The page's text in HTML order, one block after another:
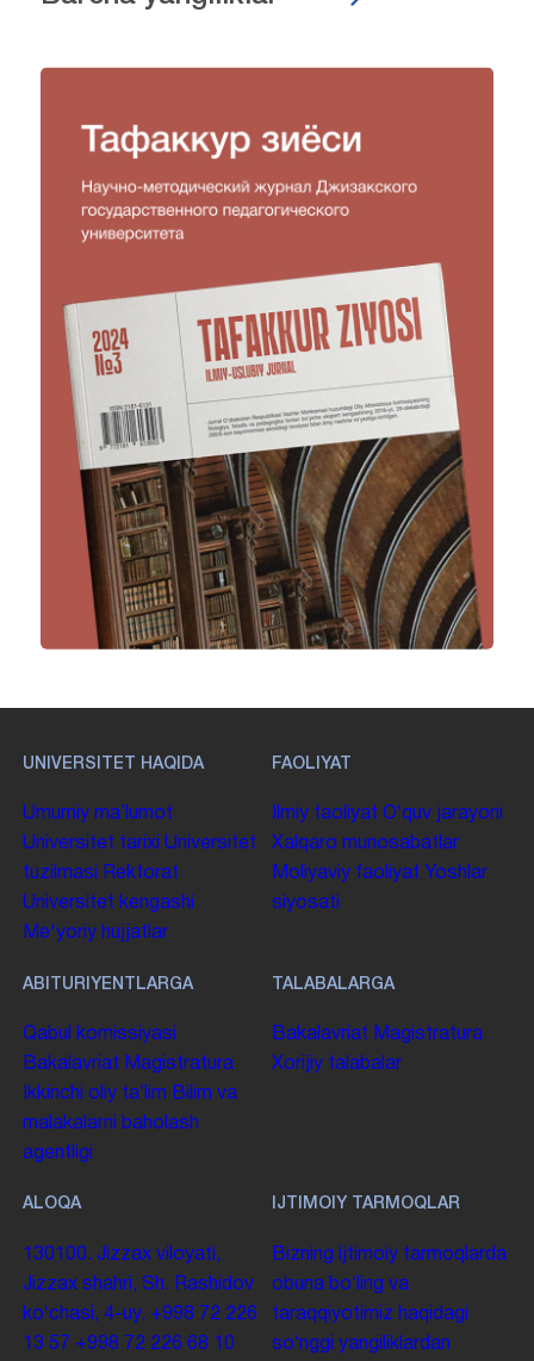
UNIVERSITET HAQIDA
Umumiy maʼlumot
Universitet tarixi Universitet
tuzilmasi
Rektorat
Universitet kengashi
Me'yoriy hujjatlar
FAOLIYAT
Ilmiy faoliyat Oʻquv jarayoni
Xalqaro munosabatlar
Moliyaviy faoliyat Yoshlar
siyosati
ABITURIYENTLARGA
Qabul komissiyasi
Bakalavriat Magistratura
Ikkinchi oliy taʼlim Bilim va
malakalarni baholash
agentligi
TALABALARGA
Bakalavriat Magistratura
Xorijiy talabalar
ALOQA
130100. Jizzax viloyati,
Jizzax shahri, Sh. Rashidov
koʻchasi, 4-uy. +998 72 226
13 57 +998 72 226 68 10
IJTIMOIY TARMOQLAR
Bizning ijtimoiy tarmoqlarda
obuna boʻling va
taraqqiyotimiz haqidagi
soʻnggi yangiliklardan